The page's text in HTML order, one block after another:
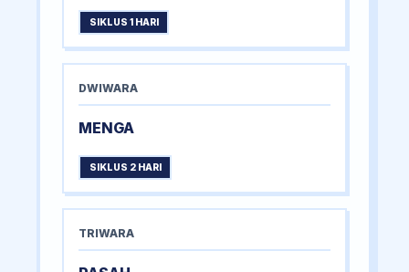
SIKLUS 1 HARI
DWIWARA
MENGA
SIKLUS 2 HARI
TRIWARA